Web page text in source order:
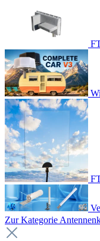
Zur Kategorie